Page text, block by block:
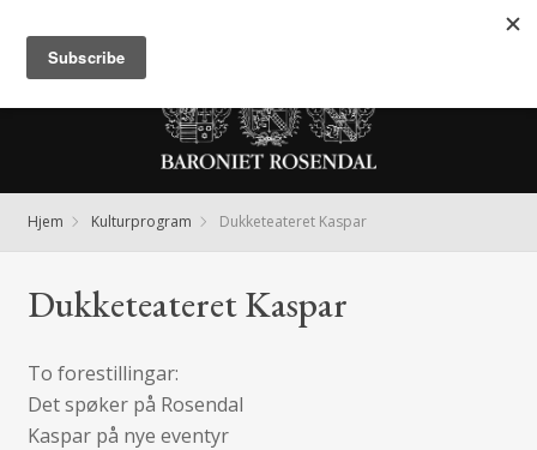
Hjem Kulturprogram Dukketeateret Kaspar
Dukketeateret Kaspar
To forestillingar:
Det spøker på Rosendal
Kaspar på nye eventyr